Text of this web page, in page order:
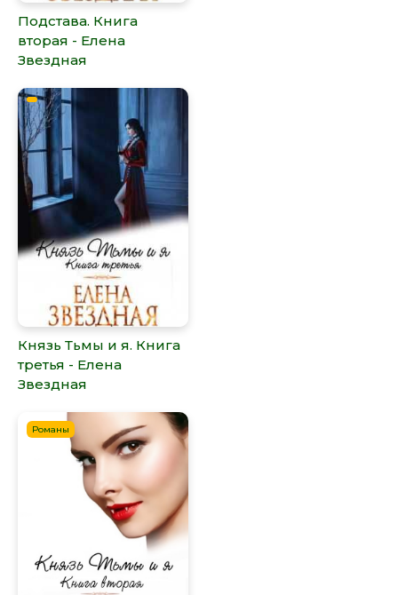
Подстава. Книга
вторая - Елена
Звездная
Князь Тьмы и я. Книга
третья - Елена
Звездная
Романы